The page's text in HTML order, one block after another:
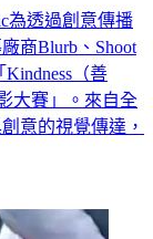
為透過創意傳播
商Blurb、Shoot
Kindness（善
大賽」。來自全
意的視覺傳達，